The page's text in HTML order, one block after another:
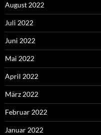
August 2022
Juli 2022
Juni 2022
Mai 2022
April 2022
März 2022
Februar 2022
Januar 2022